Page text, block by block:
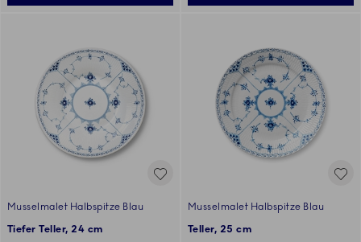
Musselmalet Halbspitze Blau
Tiefer Teller, 24 cm
Musselmalet Halbspitze Blau
Teller, 25 cm